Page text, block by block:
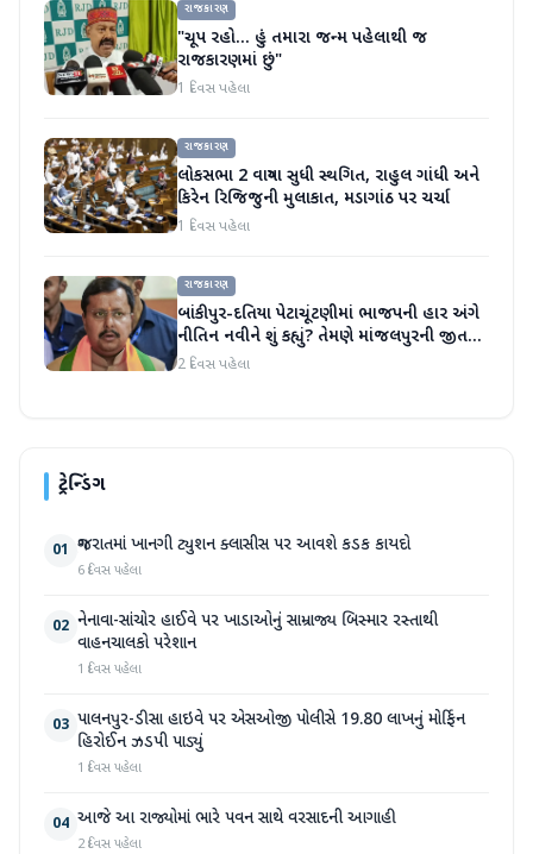
રાજકારણ
"ચૂપ રહો... હું તમારા જન્મ પહેલાથી જ
રાજકારણમાં છું"
1 દિવસ પહેલા
રાજકારણ
લોકસભા 2 વાગ્યા સુધી સ્થગિત, રાહુલ ગાંધી અને
કિરેન રિજિજુની મુલાકાત, મડાગાંઠ પર ચર્ચા
1 દિવસ પહેલા
રાજકારણ
બાંકીપુર-દતિયા પેટાચૂંટણીમાં ભાજપની હાર અંગે
નીતિન નવીને શું કહ્યું? તેમણે માંજલપુરની જીત
પર પણ ટિપ્પણી કરી
2 દિવસ પહેલા
ટ્રેન્ડિંગ
01 ગુજરાતમાં ખાનગી ટ્યુશન ક્લાસીસ પર આવશે કડક કાયદો
6 દિવસ પહેલા
02 નેનાવા-સાંચોર હાઈવે પર ખાડાઓનું સામ્રાજ્ય બિસ્માર રસ્તાથી
વાહનચાલકો પરેશાન
1 દિવસ પહેલા
03 પાલનપુર-ડીસા હાઇવે પર એસઓજી પોલીસે 19.80 લાખનું મોર્ફિન
હિરોઈન ઝડપી પાડ્યું
1 દિવસ પહેલા
04 આજે આ રાજ્યોમાં ભારે પવન સાથે વરસાદની આગાહી
2 દિવસ પહેલા